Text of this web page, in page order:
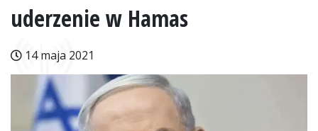
uderzenie w Hamas
14 maja 2021